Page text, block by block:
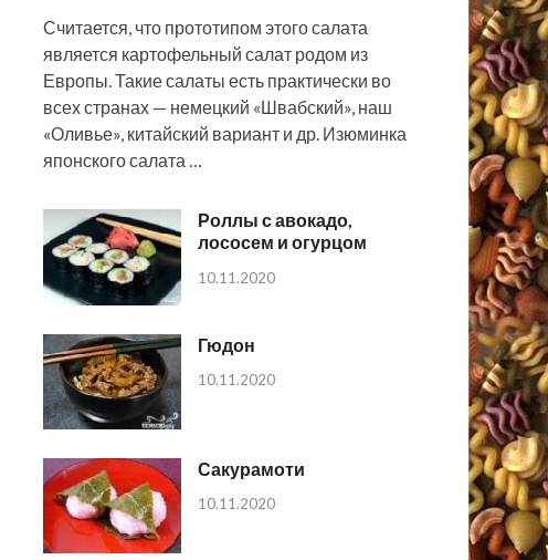
Считается, что прототипом этого салата
является картофельный салат родом из
Европы. Такие салаты есть практически во
всех странах — немецкий «Швабский», наш
«Оливье», китайский вариант и др. Изюминка
японского салата …
Роллы с авокадо,
лососем и огурцом
10.11.2020
Гюдон
10.11.2020
Сакурамоти
10.11.2020